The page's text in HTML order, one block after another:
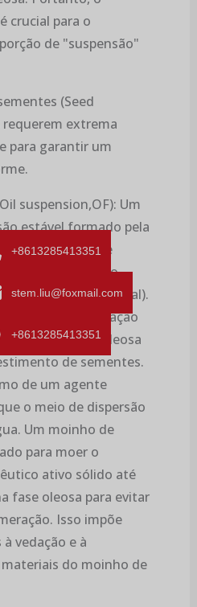
crucial para o
de "suspensão"
(Seed
requerem extrema
para garantir um
suspension,OF): Um
estável formado pela
um ingrediente
em um meio
ou óleo mineral).
para pulverização
ou como fase oleosa
de sementes.
de um agente
o meio de dispersão
Um moinho de
para moer o
ativo sólido até
fase oleosa para evitar
Isso impõe
vedação e à
do moinho de
+8613285413351
stem.liu@foxmail.com
+8613285413351